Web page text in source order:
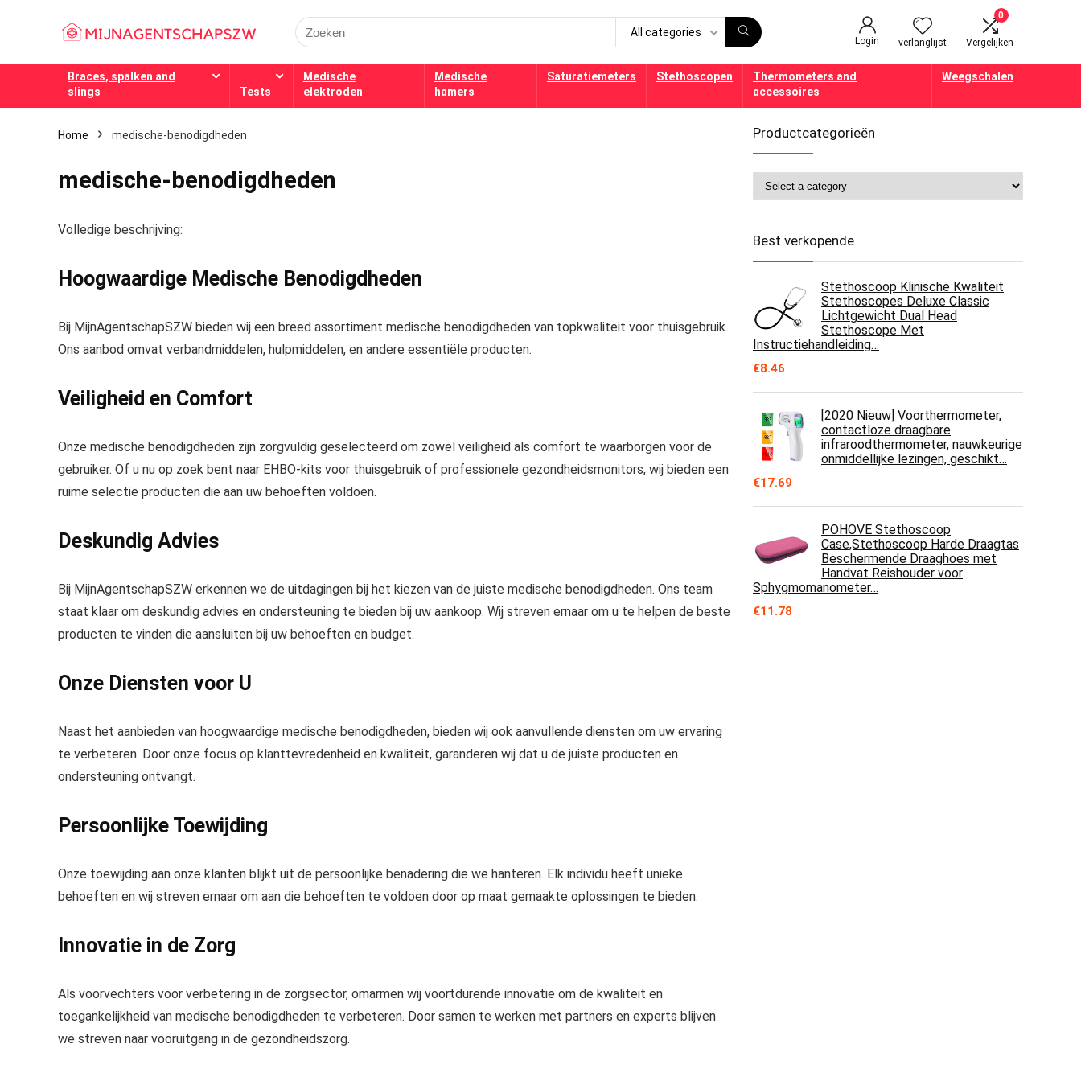
Search
for:
All categories
Login verlanglijst
0
Vergelijken
Braces, spalken and
slings
Tests
Medische
elektroden
Medische
hamers
Saturatiemeters Stethoscopen
Thermometers and
accessoires
Weegschalen
Home medische-benodigdheden
medische-benodigdheden
Volledige beschrijving:
Hoogwaardige Medische Benodigdheden
Bij MijnAgentschapSZW bieden wij een breed assortiment medische benodigdheden van topkwaliteit voor thuisgebruik.
Ons aanbod omvat verbandmiddelen, hulpmiddelen, en andere essentiële producten.
Veiligheid en Comfort
Onze medische benodigdheden zijn zorgvuldig geselecteerd om zowel veiligheid als comfort te waarborgen voor de
gebruiker. Of u nu op zoek bent naar EHBO-kits voor thuisgebruik of professionele gezondheidsmonitors, wij bieden een
ruime selectie producten die aan uw behoeften voldoen.
Deskundig Advies
Bij MijnAgentschapSZW erkennen we de uitdagingen bij het kiezen van de juiste medische benodigdheden. Ons team
staat klaar om deskundig advies en ondersteuning te bieden bij uw aankoop. Wij streven ernaar om u te helpen de beste
producten te vinden die aansluiten bij uw behoeften en budget.
Onze Diensten voor U
Naast het aanbieden van hoogwaardige medische benodigdheden, bieden wij ook aanvullende diensten om uw ervaring
te verbeteren. Door onze focus op klanttevredenheid en kwaliteit, garanderen wij dat u de juiste producten en
ondersteuning ontvangt.
Persoonlijke Toewijding
Onze toewijding aan onze klanten blijkt uit de persoonlijke benadering die we hanteren. Elk individu heeft unieke
behoeften en wij streven ernaar om aan die behoeften te voldoen door op maat gemaakte oplossingen te bieden.
Innovatie in de Zorg
Als voorvechters voor verbetering in de zorgsector, omarmen wij voortdurende innovatie om de kwaliteit en
toegankelijkheid van medische benodigdheden te verbeteren. Door samen te werken met partners en experts blijven
we streven naar vooruitgang in de gezondheidszorg.
Productcategorieën
Best verkopende
Stethoscoop Klinische Kwaliteit
Stethoscopes Deluxe Classic
Lichtgewicht Dual Head
Stethoscope Met
Instructiehandleiding…
€8.46
[2020 Nieuw] Voorthermometer,
contactloze draagbare
infraroodthermometer, nauwkeurige
onmiddellijke lezingen, geschikt…
€17.69
POHOVE Stethoscoop
Case,Stethoscoop Harde Draagtas
Beschermende Draaghoes met
Handvat Reishouder voor
Sphygmomanometer…
€11.78